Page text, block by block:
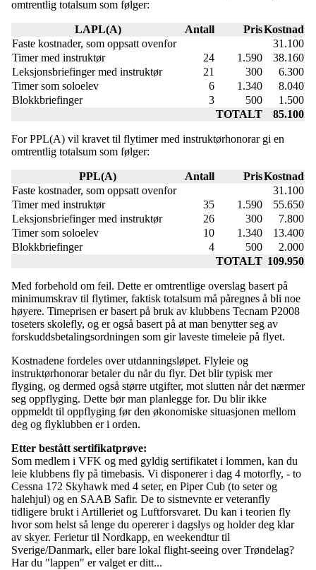
omtrentlig totalsum som følger:
LAPL(A) Antall PrisKostnad
TOTALT 85.100
Faste kostnader, som oppsatt ovenfor
31.100
Timer med instruktør
24 1.590
38.160
Leksjonsbriefinger med instruktør
21 300
6.300
Timer som soloelev
6 1.340
8.040
Blokkbriefinger
3 500 1.500
For PPL(A) vil kravet til flytimer med instruktørhonorar gi en
omtrentlig totalsum som følger:
PPL(A) Antall PrisKostnad
TOTALT 109.950
Faste kostnader, som oppsatt ovenfor
31.100
Timer med instruktør
35 1.590
55.650
Leksjonsbriefinger med instruktør
26 300
7.800
Timer som soloelev
10 1.340
13.400
Blokkbriefinger
4 500 2.000
Med forbehold om feil. Dette er omtrentlige overslag basert på
minimumskrav til flytimer, faktisk totalsum må påregnes å bli noe
høyere. Timeprisen er basert på bruk av klubbens Tecnam P2008
toseters skolefly, og er også basert på at man benytter seg av
forskuddsbetalingsordningen som gir laveste timeleie på flyet.
Kostnadene fordeles over utdanningsløpet. Flyleie og
instruktørhonorar betaler du når du flyr. Det blir typisk mer
flyging, og dermed også større utgifter, mot slutten når det nærmer
seg oppflyging. Dette bør man planlegge for. Du blir ikke
oppmeldt til oppflyging før den økonomiske situasjonen mellom
deg og flyklubben er i orden.
Etter bestått sertifikatprøve:
Som medlem i VFK og med gyldig sertifikatet i lommen, kan du
leie klubbens fly på timebasis. Vi disponerer i dag 4 motorfly, - to
Cessna 172 Skyhawk med 4 seter, en Piper Cub (to seter og
halehjul) og en SAAB Safir. De to sistnevnte er veteranfly
tidligere brukt i Artilleriet og Luftforsvaret. Du kan i teorien fly
hvor som helst så lenge du opererer i dagslys og holder deg klar
av skyer. Ferietur til Nordkapp, en weekendtur til
Sverige/Danmark, eller bare lokal flight-seeing over Trøndelag?
Har du "lappen" er valget er ditt...